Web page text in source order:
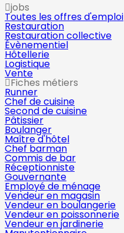
jobs
Toutes les offres d'emploi
Restauration
Restauration collective
Évènementiel
Hôtellerie
Logistique
Vente
Fiches métiers
Runner
Chef de cuisine
Second de cuisine
Pâtissier
Boulanger
Maître d'hôtel
Chef barman
Commis de bar
Réceptionniste
Gouvernante
Employé de ménage
Vendeur en magasin
Vendeur en boulangerie
Vendeur en poissonnerie
Vendeur en jardinerie